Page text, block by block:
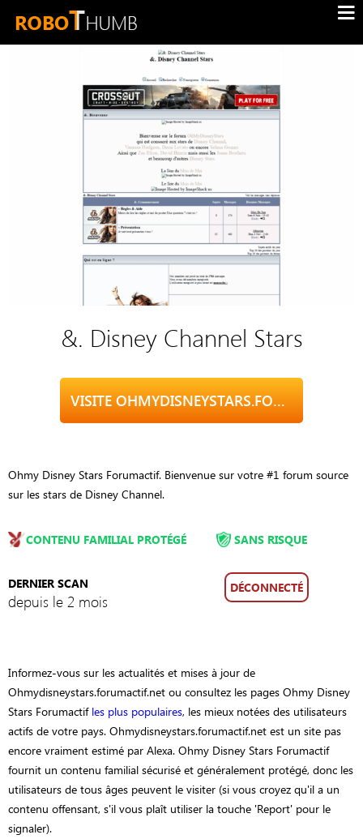
&. Disney Channel Stars
VISITE OHMYDISNEYSTARS.FORUMACTIF.NET
Ohmy Disney Stars Forumactif. Bienvenue sur votre #1 forum source
sur les stars de Disney Channel.
CONTENU FAMILIAL PROTÉGÉ
DERNIER SCAN
depuis le 2 mois
SANS RISQUE
DÉCONNECTÉ
Informez-vous sur les actualités et mises à jour de
Ohmydisneystars.forumactif.net ou consultez les pages Ohmy Disney
Stars Forumactif les plus populaires, les mieux notées des utilisateurs
actifs de votre pays. Ohmydisneystars.forumactif.net est un site pas
encore vraiment estimé par Alexa. Ohmy Disney Stars Forumactif
fournit un contenu familial sécurisé et généralement protégé, donc les
utilisateurs de tous âges peuvent le visiter (si vous croyez qu'il a un
contenu offensant, s'il vous plaît utiliser la touche 'Report' pour le
signaler).